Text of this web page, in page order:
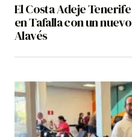
El Costa Adeje
en Tafalla con un
Alavés